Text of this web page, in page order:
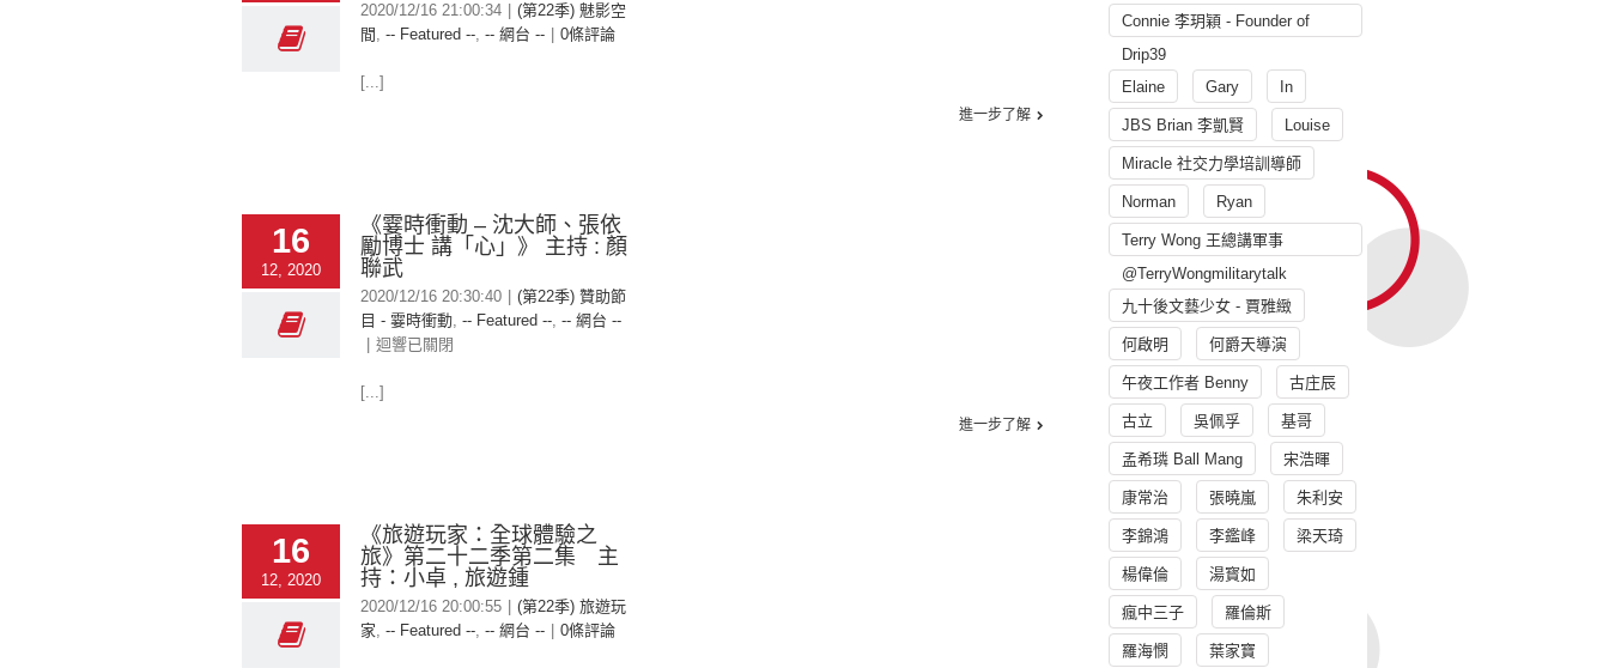
2020/12/16 21:00:34
(第22季) 魅影空
間 , -- Featured --, -- 網台 -- 0條評論
[...]
進一步了解
16
12, 2020
《霎時衝動 – 沈大師、張依
勵博士 講「心」》 主持 : 顏
聯武
2020/12/16 20:30:40
(第22季) 贊助節
目 - 霎時衝動, -- Featured --, -- 網台 --
迴響已關閉
[...]
進一步了解
16
12, 2020
《旅遊玩家：全球體驗之
旅》第二十二季第二集 主
持：小卓 , 旅遊鍾
2020/12/16 20:00:55
(第22季) 旅遊玩
家, -- Featured --, -- 網台 -- 0條評論
Connie 李玥穎 - Founder of
Drip39
Elaine
Gary In
JBS Brian 李凱賢 Louise
Miracle 社交力學培訓導師
Norman Ryan
Terry Wong 王總講軍事
@TerryWongmilitarytalk
九十後文藝少女 - 賈雅緻
何啟明 何爵天導演
午夜工作者 Benny 古庄辰
古立 吳佩孚 基哥
孟希璘 Ball Mang 宋浩暉
康常治 張曉嵐 朱利安
李錦鴻 李鑑峰 梁天琦
楊偉倫 湯寳如
瘋中三子 羅倫斯
羅海憫 葉家寶